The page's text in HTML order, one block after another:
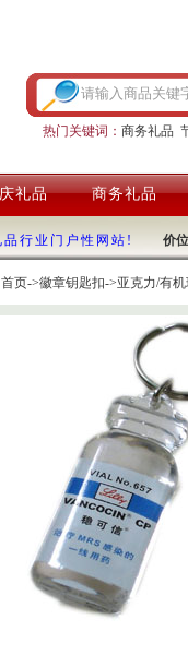
热门关键词： 商务礼品
礼品 商务礼品
行业门户性网站! 价
首页->徽章钥匙扣->亚克力/有